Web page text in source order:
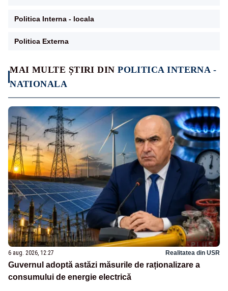
MAI MULTE ȘTIRI DINPOLITICA INTERNA -
NATIONALA
6 aug. 2026, 12:27 Realitatea din USR
Guvernul adoptă astăzi măsurile de raționalizare a
consumului de energie electrică
Politica Interna - locala
Politica Externa